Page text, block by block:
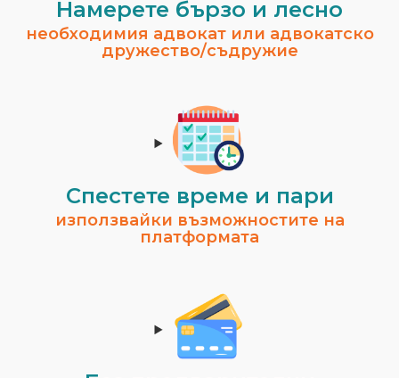
Намерете бързо и лесно
необходимия адвокат или адвокатско
дружество/съдружие
Спестeте време и пари
използвайки възможностите на
платформата